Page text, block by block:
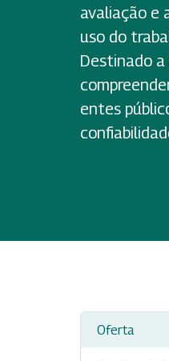
avaliação e
uso do
Destinado
entes
Oferta